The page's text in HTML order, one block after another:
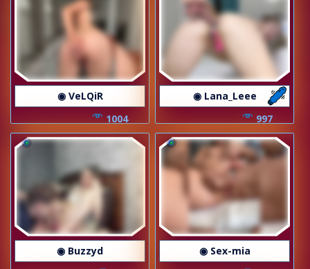
◉ VeLQiR
1004
◉ Lana_Leee
997
◉ Buzzyd
◉ Sex-mia